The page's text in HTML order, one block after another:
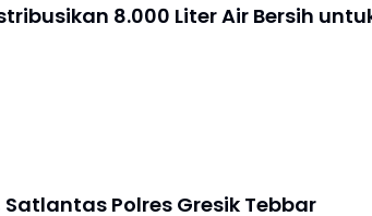
8.000 Liter Air Bersih
Polres Gresik Tebbar